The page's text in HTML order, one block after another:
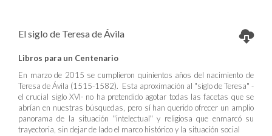
El siglo de Teresa de Ávila
Libros para un Centenario
En marzo de 2015 se cumplieron quinientos años del nacimiento de
Teresa de Ávila (1515-1582). Esta aproximación al "siglo de Teresa" -
el crucial siglo XVI- no ha pretendido agotar todas las facetas que se
abrían en nuestras búsquedas, pero sí han querido ofrecer un amplio
panorama de la situación "intelectual" y religiosa que enmarcó su
trayectoria, sin dejar de lado el marco histórico y la situación social